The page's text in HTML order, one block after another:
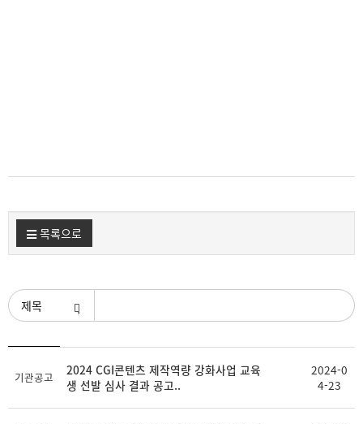
목록으로
검색조건
제 첨 록
기관공고
2024 CGI콘텐츠 제작역량 강화사업 교육
생 선발 심사 결과 공고..
2024-0
4-23